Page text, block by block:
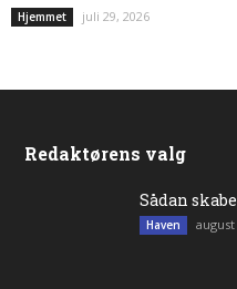
Hjemmet juli 29, 2026
Redaktørens valg
Sådan
Haven august